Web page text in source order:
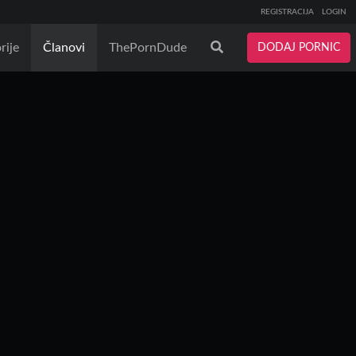
REGISTRACIJA LOGIN
Članovi ThePornDude DODAJ PORNIC